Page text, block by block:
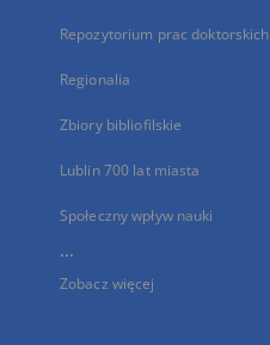
Repozytorium prac doktorskich
Regionalia
Zbiory bibliofilskie
Lublin 700 lat miasta
Społeczny wpływ nauki
...
Zobacz więcej